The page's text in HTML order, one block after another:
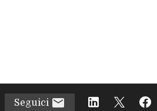
Seguici